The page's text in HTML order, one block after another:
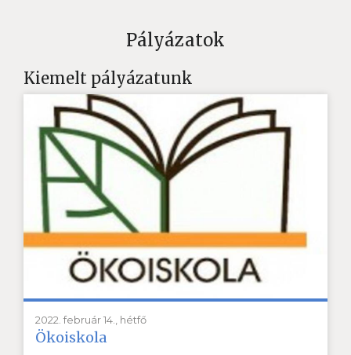
Pályázatok
Kiemelt pályázatunk
2022. február 14., hétfő
Ökoiskola